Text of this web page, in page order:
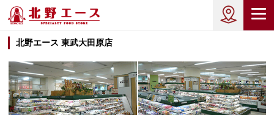
北野エース 東武大田原店